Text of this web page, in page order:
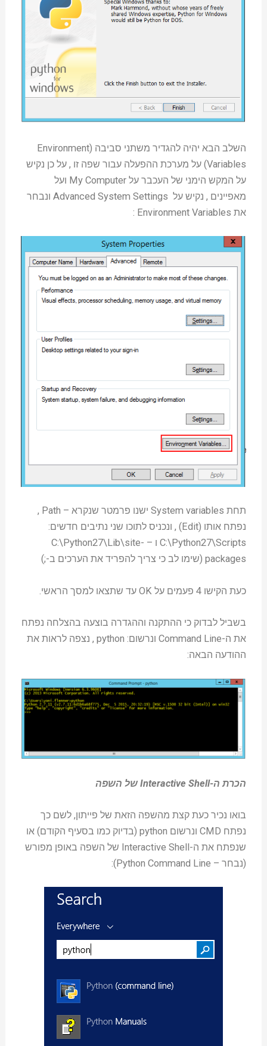
השלב הבא יהיה להגדיר משתני סביבה (Environment
Variables) על מערכת ההפעלה עבור שפה זו , על כן נקיש
על המקש הימני של העכבר על My Computer ועל
מאפיינים , נקיש על Advanced System Settings ונבחר
את Environment Variables :
תחת System variables ישנו פרמטר שנקרא – Path ,
נפתח אותו (Edit) , ונכניס לתוכו שני נתיבים חדשים:
C:\Python27\Scripts ו – C:\Python27\Lib\site-
packages (שימו לב כי צריך להפריד את הערכים ב-;)
כעת הקישו 4 פעמים על OK עד שתצאו למסך הראשי.
בשביל לבדוק כי ההתקנה וההגדרה בוצעה בהצלחה נפתח
את ה-Command Line ונרשום: python , נצפה לראות את
ההודעה הבאה:
הכרת ה-Interactive Shell של השפה
בואו נכיר כעת קצת מהשפה הזאת של פייתון, לשם כך
נפתח CMD ונרשום python (בדיוק כמו בסעיף הקודם) או
שנפתח את ה-Interactive Shell של השפה באופן מפורש
(נבחר – Python Command Line):